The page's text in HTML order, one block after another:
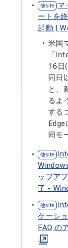
マ
ートを
起動 |
米国
「
16日
同日
と、
るよ
する
Edge
同モ
ップア
了 -
ケーシ
FAQ の